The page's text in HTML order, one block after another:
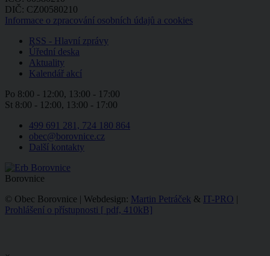
DIČ: CZ00580210
Informace o zpracování osobních údajů a cookies
RSS - Hlavní zprávy
Úřední deska
Aktuality
Kalendář akcí
Po 8:00 - 12:00, 13:00 - 17:00
St 8:00 - 12:00, 13:00 - 17:00
499 691 281, 724 180 864
obec@borovnice.cz
Další kontakty
Borovnice
© Obec Borovnice | Webdesign: Martin Petráček & IT-PRO |
Prohlášení o přístupnosti [ pdf, 410kB]